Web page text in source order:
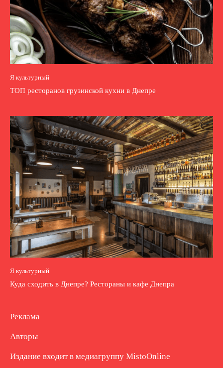
Я культурный
ТОП ресторанов грузинской кухни в Днепре
Я культурный
Куда сходить в Днепре? Рестораны и кафе Днепра
Реклама
Авторы
Издание входит в медиагруппу MistoOnline